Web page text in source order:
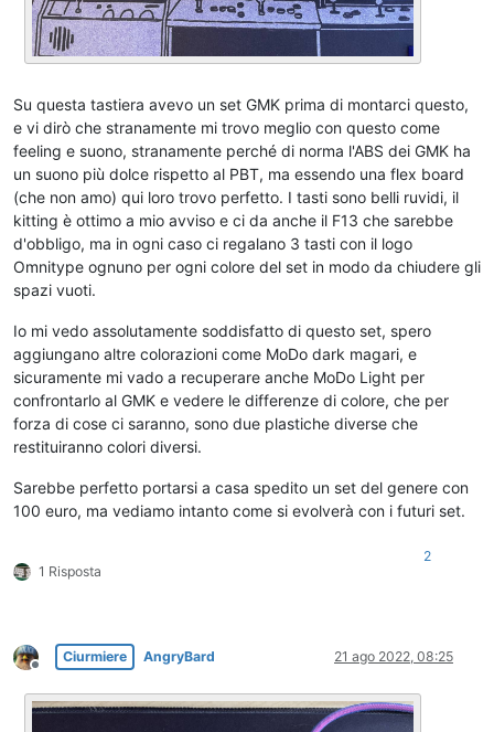
Su questa tastiera avevo un set GMK prima di montarci questo,
e vi dirò che stranamente mi trovo meglio con questo come
feeling e suono, stranamente perché di norma l'ABS dei GMK ha
un suono più dolce rispetto al PBT, ma essendo una flex board
(che non amo) qui loro trovo perfetto. I tasti sono belli ruvidi, il
kitting è ottimo a mio avviso e ci da anche il F13 che sarebbe
d'obbligo, ma in ogni caso ci regalano 3 tasti con il logo
Omnitype ognuno per ogni colore del set in modo da chiudere gli
spazi vuoti.
Io mi vedo assolutamente soddisfatto di questo set, spero
aggiungano altre colorazioni come MoDo dark magari, e
sicuramente mi vado a recuperare anche MoDo Light per
confrontarlo al GMK e vedere le differenze di colore, che per
forza di cose ci saranno, sono due plastiche diverse che
restituiranno colori diversi.
Sarebbe perfetto portarsi a casa spedito un set del genere con
100 euro, ma vediamo intanto come si evolverà con i futuri set.
1 Risposta
2
Non in linea
Ciurmiere AngryBard 21 ago 2022, 08:25